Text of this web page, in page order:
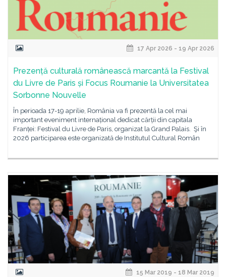
17 Apr 2026 - 19 Apr 2026
Prezență culturală românească marcantă la Festival
du Livre de Paris și Focus Roumanie la Universitatea
Sorbonne Nouvelle
În perioada 17-19 aprilie, România va fi prezentă la cel mai
important eveniment internațional dedicat cărții din capitala
Franței: Festival du Livre de Paris, organizat la Grand Palais. Şi în
2026 participarea este organizată de Institutul Cultural Român
15 Mar 2019 - 18 Mar 2019